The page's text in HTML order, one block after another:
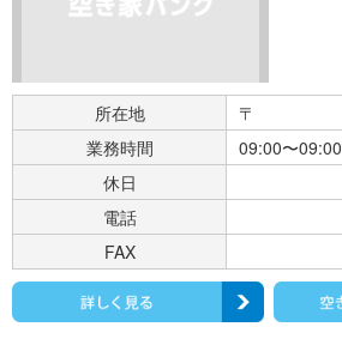
所在地
〒
業務時間
09:00〜09:00
休日
電話
FAX